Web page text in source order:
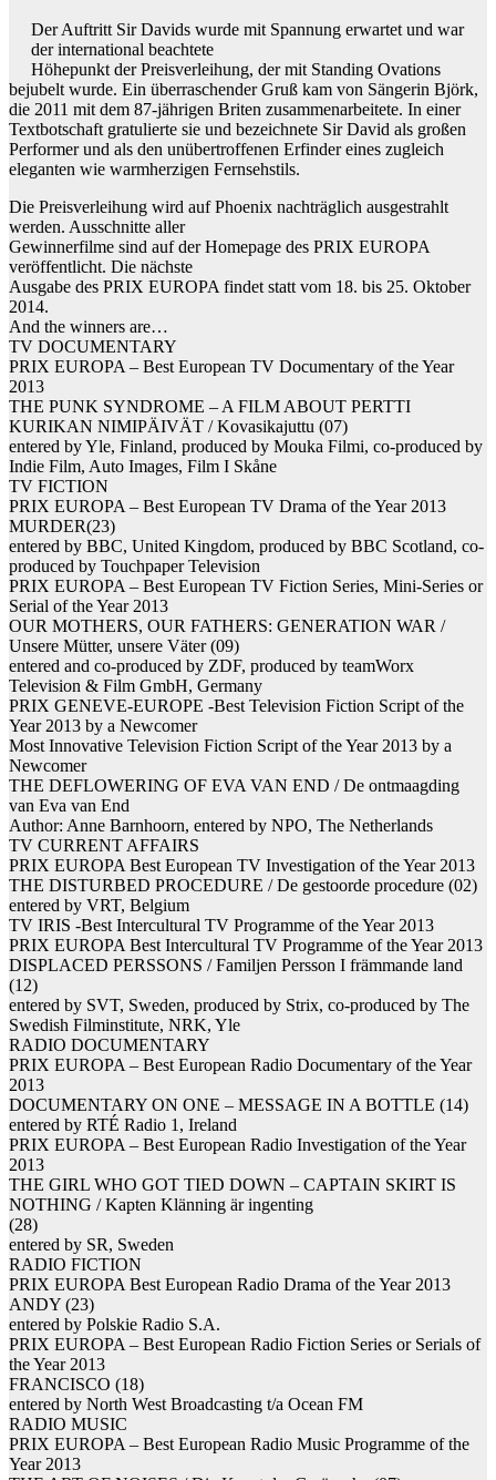
Der Auftritt Sir Davids wurde mit Spannung erwartet und war
der international beachtete
Höhepunkt der Preisverleihung, der mit Standing Ovations
bejubelt wurde. Ein überraschender Gruß kam von Sängerin Björk,
die 2011 mit dem 87-jährigen Briten zusammenarbeitete. In einer
Textbotschaft gratulierte sie und bezeichnete Sir David als großen
Performer und als den unübertroffenen Erfinder eines zugleich
eleganten wie warmherzigen Fernsehstils.
Die Preisverleihung wird auf Phoenix nachträglich ausgestrahlt
werden. Ausschnitte aller
Gewinnerfilme sind auf der Homepage des PRIX EUROPA
veröffentlicht. Die nächste
Ausgabe des PRIX EUROPA findet statt vom 18. bis 25. Oktober
2014.
And the winners are…
TV DOCUMENTARY
PRIX EUROPA – Best European TV Documentary of the Year
2013
THE PUNK SYNDROME – A FILM ABOUT PERTTI
KURIKAN NIMIPÄIVÄT / Kovasikajuttu (07)
entered by Yle, Finland, produced by Mouka Filmi, co-produced by
Indie Film, Auto Images, Film I Skåne
TV FICTION
PRIX EUROPA – Best European TV Drama of the Year 2013
MURDER(23)
entered by BBC, United Kingdom, produced by BBC Scotland, co-
produced by Touchpaper Television
PRIX EUROPA – Best European TV Fiction Series, Mini-Series or
Serial of the Year 2013
OUR MOTHERS, OUR FATHERS: GENERATION WAR /
Unsere Mütter, unsere Väter (09)
entered and co-produced by ZDF, produced by teamWorx
Television & Film GmbH, Germany
PRIX GENEVE-EUROPE -Best Television Fiction Script of the
Year 2013 by a Newcomer
Most Innovative Television Fiction Script of the Year 2013 by a
Newcomer
THE DEFLOWERING OF EVA VAN END / De ontmaagding
van Eva van End
Author: Anne Barnhoorn, entered by NPO, The Netherlands
TV CURRENT AFFAIRS
PRIX EUROPA Best European TV Investigation of the Year 2013
THE DISTURBED PROCEDURE / De gestoorde procedure (02)
entered by VRT, Belgium
TV IRIS -Best Intercultural TV Programme of the Year 2013
PRIX EUROPA Best Intercultural TV Programme of the Year 2013
DISPLACED PERSSONS / Familjen Persson I främmande land
(12)
entered by SVT, Sweden, produced by Strix, co-produced by The
Swedish Filminstitute, NRK, Yle
RADIO DOCUMENTARY
PRIX EUROPA – Best European Radio Documentary of the Year
2013
DOCUMENTARY ON ONE – MESSAGE IN A BOTTLE (14)
entered by RTÉ Radio 1, Ireland
PRIX EUROPA – Best European Radio Investigation of the Year
2013
THE GIRL WHO GOT TIED DOWN – CAPTAIN SKIRT IS
NOTHING / Kapten Klänning är ingenting
(28)
entered by SR, Sweden
RADIO FICTION
PRIX EUROPA Best European Radio Drama of the Year 2013
ANDY (23)
entered by Polskie Radio S.A.
PRIX EUROPA – Best European Radio Fiction Series or Serials of
the Year 2013
FRANCISCO (18)
entered by North West Broadcasting t/a Ocean FM
RADIO MUSIC
PRIX EUROPA – Best European Radio Music Programme of the
Year 2013